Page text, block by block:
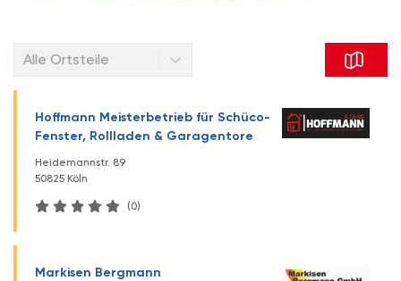
Alle Ortsteile
Hoffmann Meisterbetrieb für Schüco-
Fenster, Rollladen & Garagentore
Heidemannstr. 89
50825 Köln
(0)
Markisen Bergmann